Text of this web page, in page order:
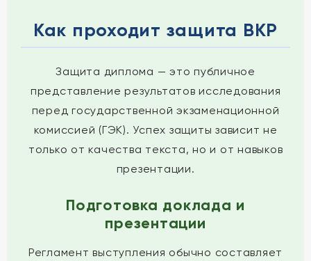
Как проходит защита ВКР
Защита диплома — это публичное
представление результатов исследования
перед государственной экзаменационной
комиссией (ГЭК). Успех защиты зависит не
только от качества текста, но и от навыков
презентации.
Подготовка доклада и
презентации
Регламент выступления обычно составляет